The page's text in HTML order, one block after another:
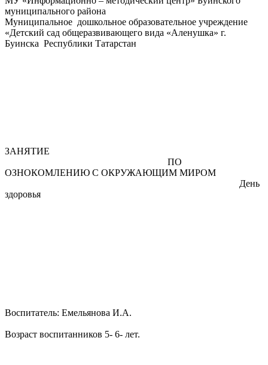
муниципального района
Муниципальное дошкольное образовательное учреждение
«Детский сад общеразвивающего вида «Аленушка» г.
Буинска Республики Татарстан
ЗАНЯТИЕ
ПО
ОЗНОКОМЛЕНИЮ С ОКРУЖАЮЩИМ МИРОМ
День
здоровья
Воспитатель: Емельянова И.А.
Возраст воспитанников 5- 6- лет.